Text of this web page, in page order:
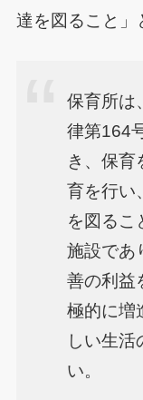
達を図ること」
保育所は
律第164
き、保育
育を行い
を図るこ
施設であ
善の利益
極的に増
しい生活
い。